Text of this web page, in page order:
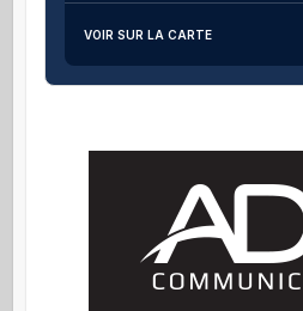
VOIR SUR LA CARTE